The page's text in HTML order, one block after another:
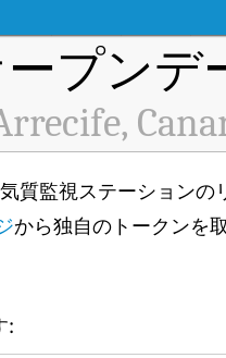
プン
監視ステーションの
から独自のトークンを
: